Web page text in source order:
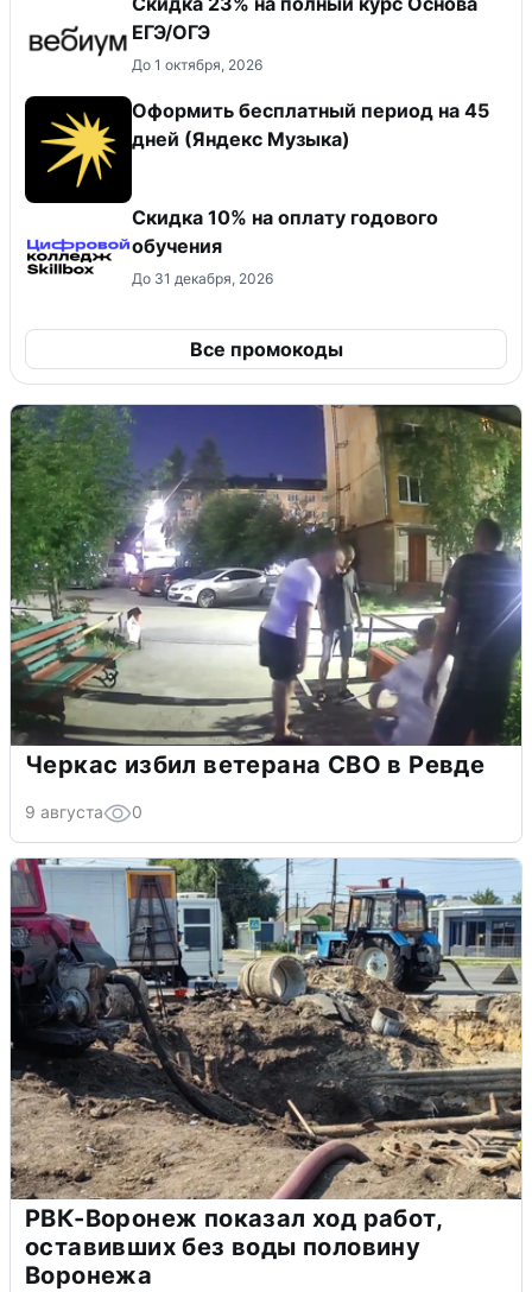
ЕГЭ/ОГЭ
До 1 октября, 2026
Оформить бесплатный период на 45
дней (Яндекс Музыка)
Скидка 10% на оплату годового
обучения
До 31 декабря, 2026
Все промокоды
Черкас избил ветерана СВО в Ревде
9 августа 0
РВК-Воронеж показал ход работ,
оставивших без воды половину
Воронежа